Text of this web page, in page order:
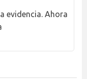
evidencia. Ahora